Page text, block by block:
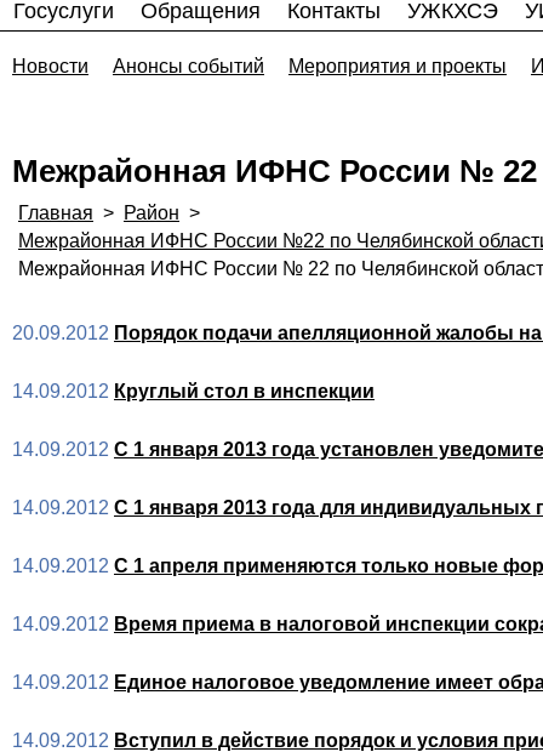
Госуслуги
Обращения Контакты УЖКХСЭ
Новости Анонсы событий Мероприятия и проекты
Межрайонная ИФНС России № 22
Главная > Район >
Межрайонная ИФНС России №22 по Челябинской
Межрайонная ИФНС России № 22 по Челябинской
20.09.2012 Порядок подачи апелляционной жалобы
14.09.2012 Круглый стол в инспекции
14.09.2012 С 1 января 2013 года установлен
14.09.2012 С 1 января 2013 года для индивидуальных
14.09.2012 С 1 апреля применяются только новые
14.09.2012 Время приема в налоговой инспекции
14.09.2012 Единое налоговое уведомление имеет
14.09.2012 Вступил в действие порядок и условия